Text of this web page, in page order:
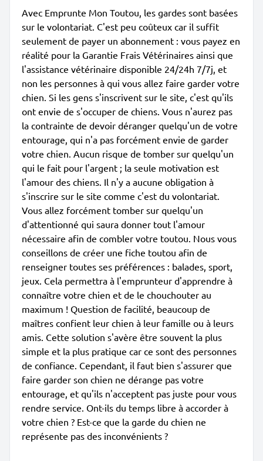
Avec Emprunte Mon Toutou, les gardes sont basées
sur le volontariat. C'est peu coûteux car il suffit
seulement de payer un abonnement : vous payez en
réalité pour la Garantie Frais Vétérinaires ainsi que
l'assistance vétérinaire disponible 24/24h 7/7j, et
non les personnes à qui vous allez faire garder votre
chien. Si les gens s'inscrivent sur le site, c'est qu'ils
ont envie de s'occuper de chiens. Vous n'aurez pas
la contrainte de devoir déranger quelqu'un de votre
entourage, qui n'a pas forcément envie de garder
votre chien. Aucun risque de tomber sur quelqu'un
qui le fait pour l'argent ; la seule motivation est
l'amour des chiens. Il n'y a aucune obligation à
s'inscrire sur le site comme c'est du volontariat.
Vous allez forcément tomber sur quelqu'un
d'attentionné qui saura donner tout l'amour
nécessaire afin de combler votre toutou. Nous vous
conseillons de créer une fiche toutou afin de
renseigner toutes ses préférences : balades, sport,
jeux. Cela permettra à l'emprunteur d'apprendre à
connaître votre chien et de le chouchouter au
maximum ! Question de facilité, beaucoup de
maîtres confient leur chien à leur famille ou à leurs
amis. Cette solution s'avère être souvent la plus
simple et la plus pratique car ce sont des personnes
de confiance. Cependant, il faut bien s'assurer que
faire garder son chien ne dérange pas votre
entourage, et qu'ils n'acceptent pas juste pour vous
rendre service. Ont-ils du temps libre à accorder à
votre chien ? Est-ce que la garde du chien ne
représente pas des inconvénients ?